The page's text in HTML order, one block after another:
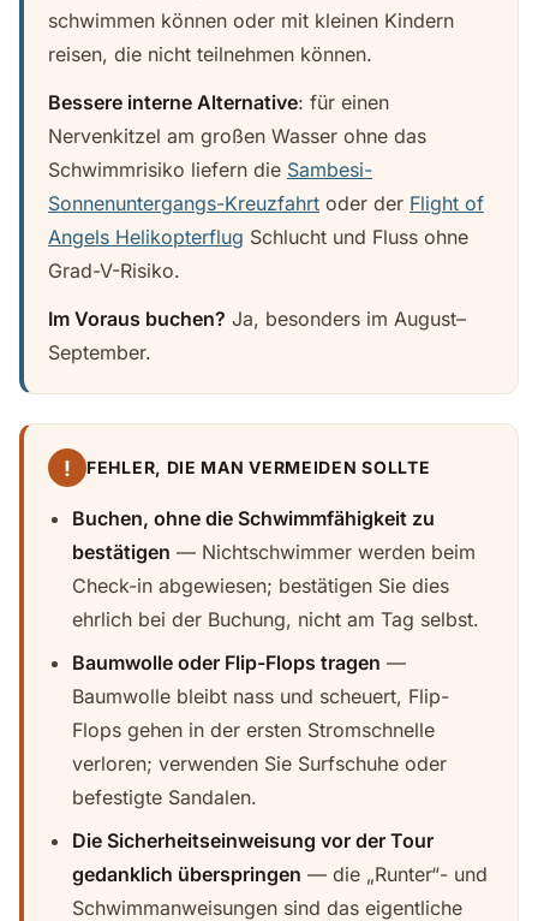
schwimmen können oder mit kleinen Kindern
reisen, die nicht teilnehmen können.
Bessere interne Alternative: für einen
Nervenkitzel am großen Wasser ohne das
Schwimmrisiko liefern die Sambesi-
Sonnenuntergangs-Kreuzfahrt oder der Flight of
Angels Helikopterflug Schlucht und Fluss ohne
Grad-V-Risiko.
Im Voraus buchen? Ja, besonders im August–
September.
! FEHLER, DIE MAN VERMEIDEN SOLLTE
Buchen, ohne die Schwimmfähigkeit zu
bestätigen — Nichtschwimmer werden beim
Check-in abgewiesen; bestätigen Sie dies
ehrlich bei der Buchung, nicht am Tag selbst.
Baumwolle oder Flip-Flops tragen —
Baumwolle bleibt nass und scheuert, Flip-
Flops gehen in der ersten Stromschnelle
verloren; verwenden Sie Surfschuhe oder
befestigte Sandalen.
Die Sicherheitseinweisung vor der Tour
gedanklich überspringen — die „Runter“- und
Schwimmanweisungen sind das eigentliche